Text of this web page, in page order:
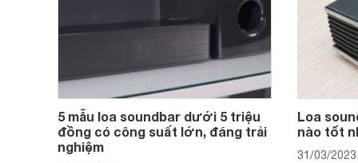
5 mẫu loa soundbar dưới 5 triệu
đồng có công suất lớn, đáng trải
nghiệm
Loa
nào tốt
31/03/2023